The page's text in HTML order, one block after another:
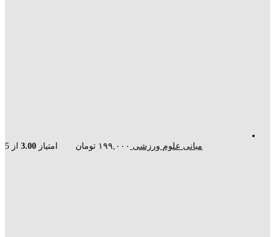
مبانی علوم ورزشی امتیاز 3.00 از 5 ۱۹۹,۰۰۰ تومان